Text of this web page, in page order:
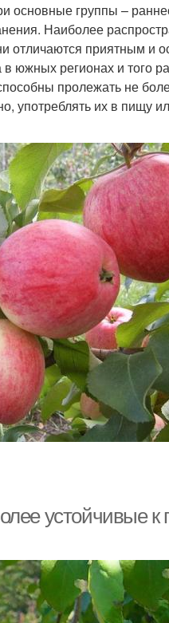
основные группы –
Наиболее
отличаются приятным и
южных регионах и того
пролежать не
употреблять их в пищу
устойчивые к